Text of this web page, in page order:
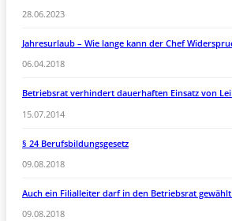
28.06.2023
Jahresurlaub – Wie lange kann der Chef
06.04.2018
Betriebsrat verhindert dauerhaften Einsatz von
15.07.2014
§ 24 Berufsbildungsgesetz
09.08.2018
Auch ein Filialleiter darf in den Betriebsrat
09.08.2018